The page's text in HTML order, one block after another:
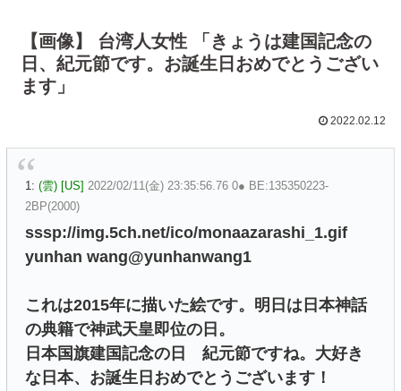
【画像】 台湾人女性 「きょうは建国記念の
日、紀元節です。お誕生日おめでとうござい
ます」
2022.02.12
1: (雲) [US] 2022/02/11(金) 23:35:56.76 0● BE:135350223-
2BP(2000)
sssp://img.5ch.net/ico/monaazarashi_1.gif
yunhan wang@yunhanwang1
これは2015年に描いた絵です。明日は日本神話
の典籍で神武天皇即位の日。
日本国旗建国記念の日 紀元節ですね。大好き
な日本、お誕生日おめでとうございます！